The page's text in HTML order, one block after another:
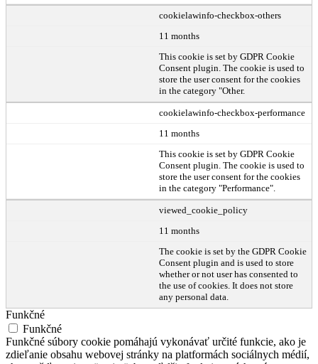
cookielawinfo-checkbox-others
11 months
This cookie is set by GDPR Cookie
Consent plugin. The cookie is used to
store the user consent for the cookies
in the category "Other.
cookielawinfo-checkbox-performance
11 months
This cookie is set by GDPR Cookie
Consent plugin. The cookie is used to
store the user consent for the cookies
in the category "Performance".
viewed_cookie_policy
11 months
The cookie is set by the GDPR Cookie
Consent plugin and is used to store
whether or not user has consented to
the use of cookies. It does not store
any personal data.
Funkčné
Funkčné
Funkčné súbory cookie pomáhajú vykonávať určité funkcie, ako je
zdieľanie obsahu webovej stránky na platformách sociálnych médií,